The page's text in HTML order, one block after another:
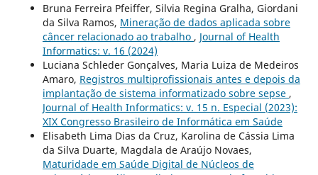
Bruna Ferreira Pfeiffer, Silvia Regina Gralha, Giordani
da Silva Ramos, Mineração de dados aplicada sobre
câncer relacionado ao trabalho , Journal of Health
Informatics: v. 16 (2024)
Luciana Schleder Gonçalves, Maria Luiza de Medeiros
Amaro, Registros multiprofissionais antes e depois da
implantação de sistema informatizado sobre sepse ,
Journal of Health Informatics: v. 15 n. Especial (2023):
XIX Congresso Brasileiro de Informática em Saúde
Elisabeth Lima Dias da Cruz, Karolina de Cássia Lima
da Silva Duarte, Magdala de Araújo Novaes,
Maturidade em Saúde Digital de Núcleos de